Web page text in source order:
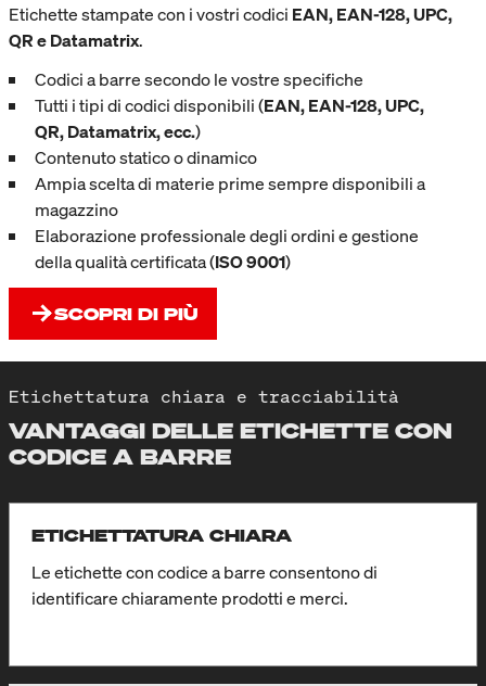
Etichette stampate con i vostri codici EAN, EAN-128, UPC,
QR e Datamatrix.
Codici a barre secondo le vostre specifiche
Tutti i tipi di codici disponibili (EAN, EAN-128, UPC,
QR, Datamatrix, ecc.)
Contenuto statico o dinamico
Ampia scelta di materie prime sempre disponibili a
magazzino
Elaborazione professionale degli ordini e gestione
della qualità certificata (ISO 9001)
SCOPRI DI PIÙ
Etichettatura chiara e tracciabilità
VANTAGGI DELLE ETICHETTE CON
CODICE A BARRE
ETICHETTATURA CHIARA
Le etichette con codice a barre consentono di
identificare chiaramente prodotti e merci.